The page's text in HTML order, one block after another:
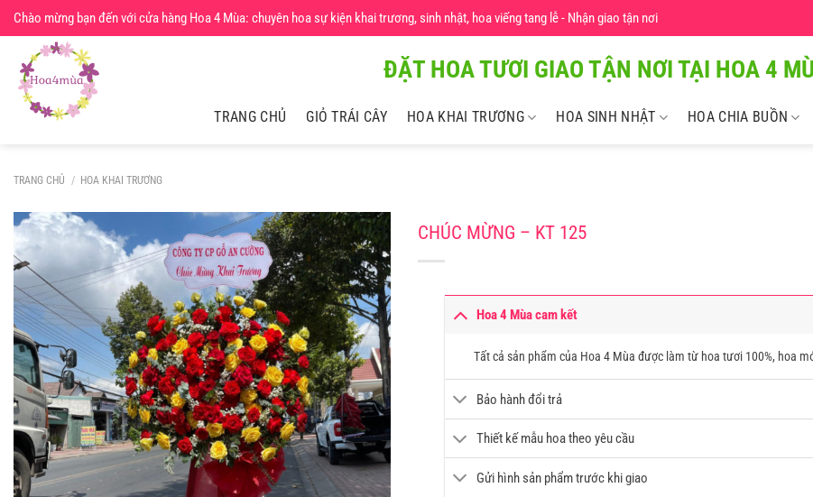
Chuyển
đến
dung
Chào mừng bạn đến với cửa hàng Hoa 4 Mùa: chuyên hoa sự kiện khai trương, sinh nhật, hoa viếng tang lễ - Nhận giao tận nơi
ĐẶT HOA TƯƠI GIAO TẬN NƠI TẠI HOA 4
TRANG CHỦ GIỎ TRÁI CÂY HOA KHAI TRƯƠNG HOA SINH NHẬT HOA CHIA BUỒN
TRANG CHỦ / HOA KHAI TRƯƠNG
CHÚC MỪNG – KT 125
Hoa 4 Mùa cam kết
Tất cả sản phẩm của Hoa 4 Mùa được làm từ hoa tươi 100%, hoa
Bảo hành đổi trả
Thiết kế mẫu hoa theo yêu cầu
Gửi hình sản phẩm trước khi giao